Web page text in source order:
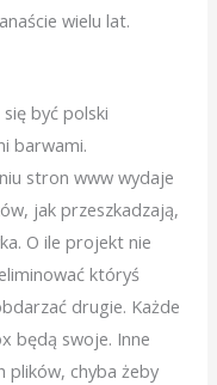
wielu lat.
być polski
barwami.
stron www wydaje
jak przeszkadzają,
O ile projekt nie
któryś
drugie. Każde
będą swoje. Inne
plików, chyba żeby